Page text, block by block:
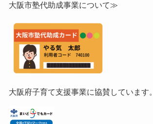
大阪市塾代助成事業について≫
大阪府子育て支援事業に協賛しています。